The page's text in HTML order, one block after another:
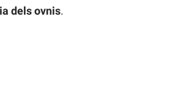
dels ovnis.